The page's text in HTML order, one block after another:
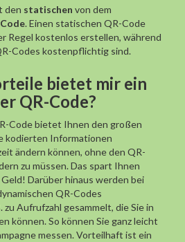
den statischen von dem
. Einen statischen QR-Code
Regel kostenlos erstellen, während
Codes kostenpflichtig sind.
bietet mir ein
QR-Code?
Code bietet Ihnen den großen
kodierten Informationen
ändern können, ohne den QR-
zu müssen. Das spart Ihnen
Darüber hinaus werden bei
QR-Codes
zu Aufrufzahl gesammelt, die Sie in
können. So können Sie ganz leicht
messen. Vorteilhaft ist ein